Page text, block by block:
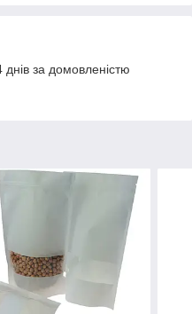
за домовленістю